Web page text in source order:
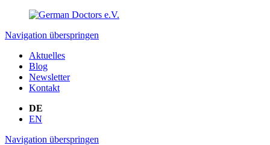
Navigation überspringen
Aktuelles
Blog
Newsletter
Kontakt
DE
EN
Navigation überspringen